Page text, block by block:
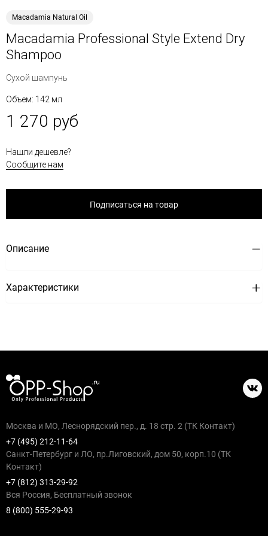
Macadamia Natural Oil
Macadamia Professional Style Extend Dry
Shampoo
Сухой шампунь
Объем: 142 мл
1 270 руб
Нашли дешевле?
Сообщите нам
Подписаться на товар
Описание
Характеристики
Москва и МО, Леснорядский пер., д. 18 стр. 2 (ТК Контакт)
+7 (495) 212-11-64
Санкт-Петербург и ЛО, пр.Лиговский, дом 50, корп.10 (ТК
Контакт)
+7 (812) 313-29-92
Вся Россия, Бесплатный звонок
8 (800) 555-29-93